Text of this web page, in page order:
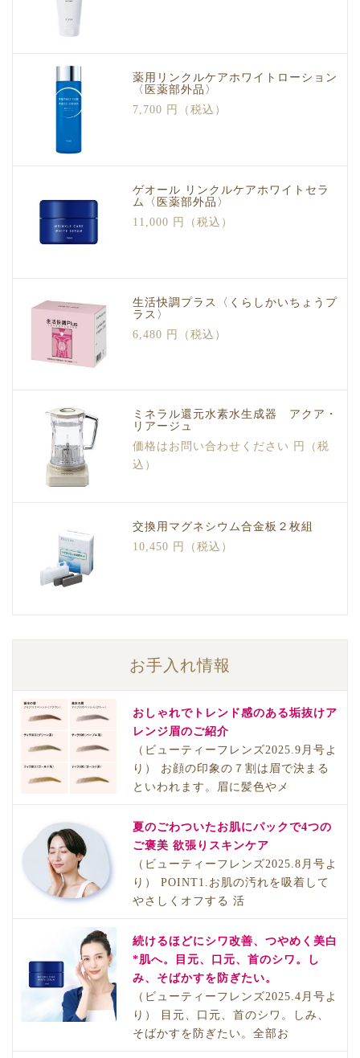
薬用リンクルケアホワイトローション
〈医薬部外品〉
7,700 円（税込）
ゲオール リンクルケアホワイトセラ
ム〈医薬部外品〉
11,000 円（税込）
生活快調プラス〈くらしかいちょうプ
ラス〉
6,480 円（税込）
ミネラル還元水素水生成器 アクア・
リアージュ
価格はお問い合わせください 円（税
込）
交換用マグネシウム合金板２枚組
10,450 円（税込）
お手入れ情報
おしゃれでトレンド感のある垢抜けア
レンジ眉のご紹介
（ビューティーフレンズ2025.9月号よ
り） お顔の印象の７割は眉で決まる
といわれます。眉に髪色やメ
夏のごわついたお肌にパックで4つの
ご褒美 欲張りスキンケア
（ビューティーフレンズ2025.8月号よ
り） POINT1.お肌の汚れを吸着して
やさしくオフする 活
続けるほどにシワ改善、つやめく美白
*肌へ。目元、口元、首のシワ。し
み、そばかすを防ぎたい。
（ビューティーフレンズ2025.4月号よ
り） 目元、口元、首のシワ。しみ、
そばかすを防ぎたい。全部お